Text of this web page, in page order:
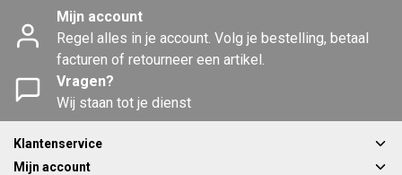
Mijn account
Regel alles in je account. Volg je bestelling, betaal
facturen of retourneer een artikel.
Vragen?
Wij staan tot je dienst
Klantenservice
Mijn account